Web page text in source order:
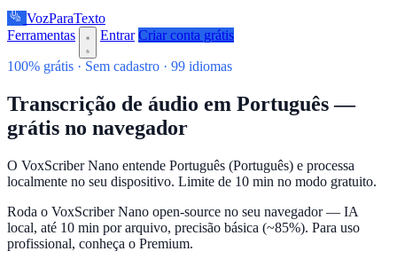
VozParaTexto
Ferramentas
Entrar Criar conta grátis
100% grátis · Sem cadastro · 99 idiomas
Transcrição de áudio em Português —
grátis no navegador
O VoxScriber Nano entende Português (Português) e processa
localmente no seu dispositivo. Limite de 10 min no modo gratuito.
Roda o VoxScriber Nano open-source no seu navegador — IA
local, até 10 min por arquivo, precisão básica (~85%). Para uso
profissional, conheça o Premium.